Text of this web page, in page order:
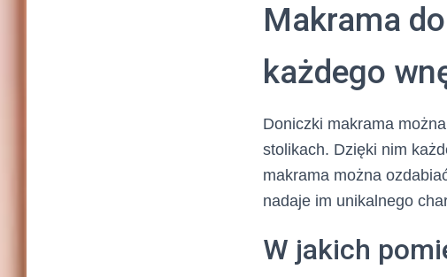
Makrama
każdego
Doniczki makrama
stolikach. Dzięki nim
makrama można
nadaje im unikalnego
W jakich